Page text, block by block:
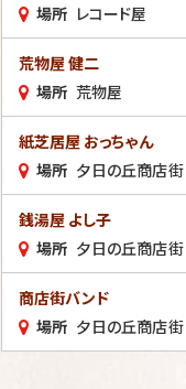
場所 レコード屋
荒物屋 健二
場所 荒物屋
紙芝居屋 おっちゃん
場所 夕日の丘商店街
銭湯屋 よし子
場所 夕日の丘商店街
商店街バンド
場所 夕日の丘商店街